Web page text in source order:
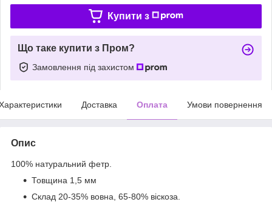
Купити з
Що таке купити з Пром?
Замовлення під захистом
Доставка Оплата Умови повернення
Опис
100% натуральний фетр.
Товщина 1,5 мм
Склад 20-35% вовна, 65-80% віскоза.